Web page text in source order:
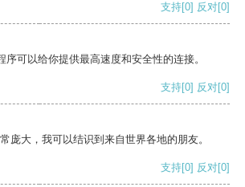
支持[0] 反对[0]
可以给你提供最高速度和安全性的连接。
支持[0] 反对[0]
庞大，我可以结识到来自世界各地的朋友。
支持[0] 反对[0]